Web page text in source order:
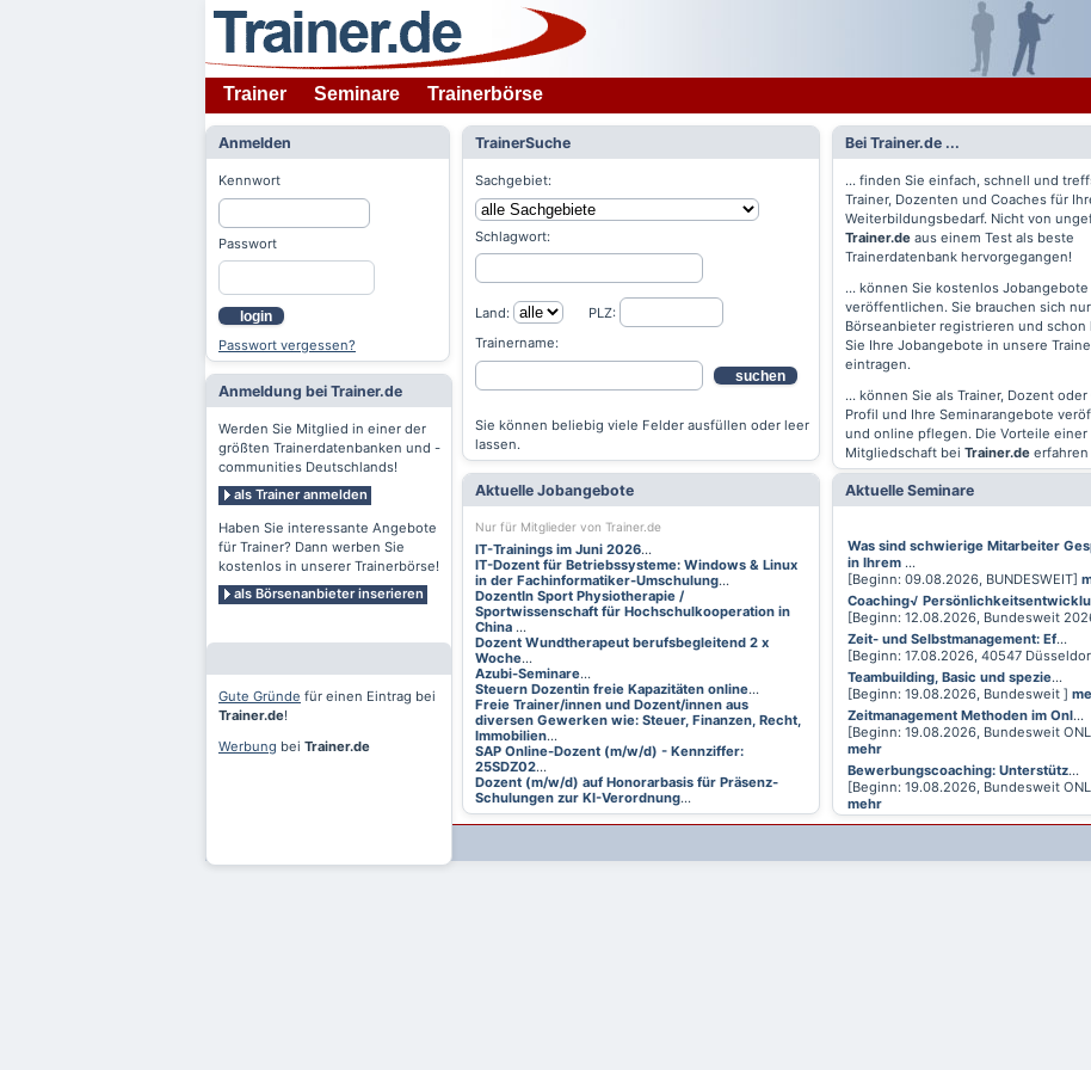
Trainer Seminare Trainerbörse
Anmelden
Kennwort
Passwort
login
Passwort vergessen?
Anmeldung bei Trainer.de
Werden Sie Mitglied in einer der
größten Trainerdatenbanken und -
communities Deutschlands!
als Trainer anmelden
Haben Sie interessante Angebote
für Trainer? Dann werben Sie
kostenlos in unserer Trainerbörse!
als Börsenanbieter inserieren
Gute Gründe für einen Eintrag bei
Trainer.de!
Werbung bei Trainer.de
TrainerSuche
Sachgebiet:
Schlagwort:
Land:
PLZ:
Trainername:
suchen
Sie können beliebig viele Felder ausfüllen oder leer
lassen.
Aktuelle Jobangebote
Nur für Mitglieder von Trainer.de
IT-Trainings im Juni 2026...
IT-Dozent für Betriebssysteme: Windows & Linux
in der Fachinformatiker-Umschulung...
DozentIn Sport Physiotherapie /
Sportwissenschaft für Hochschulkooperation in
China ...
Dozent Wundtherapeut berufsbegleitend 2 x
Woche...
Azubi-Seminare...
Steuern Dozentin freie Kapazitäten online...
Freie Trainer/innen und Dozent/innen aus
diversen Gewerken wie: Steuer, Finanzen, Recht,
Immobilien...
SAP Online-Dozent (m/w/d) - Kennziffer:
25SDZ02...
Dozent (m/w/d) auf Honorarbasis für Präsenz-
Schulungen zur KI-Verordnung...
Bei Trainer.de ...
... finden Sie einfach, schnell und
Trainer, Dozenten und Coaches für
Weiterbildungsbedarf. Nicht von
Trainer.de aus einem Test als beste
Trainerdatenbank hervorgegangen!
... können Sie kostenlos
veröffentlichen. Sie brauchen sich
Börseanbieter registrieren und schon
Sie Ihre Jobangebote in unsere
eintragen.
... können Sie als Trainer, Dozent oder
Profil und Ihre Seminarangebote
und online pflegen. Die Vorteile einer
Mitgliedschaft bei Trainer.de erfahren
Aktuelle Seminare
Was sind schwierige Mitarbeiter
in Ihrem ...
[Beginn: 09.08.2026, BUNDESWEIT]
Coaching√
[Beginn: 12.08.2026, Bundesweit
Zeit- und Selbstmanagement: Ef...
[Beginn: 17.08.2026, 40547
Teambuilding, Basic und spezie...
[Beginn: 19.08.2026, Bundesweit ]
Zeitmanagement Methoden im Onl...
[Beginn: 19.08.2026, Bundesweit
mehr
Bewerbungscoaching: Unterstütz...
[Beginn: 19.08.2026, Bundesweit
mehr